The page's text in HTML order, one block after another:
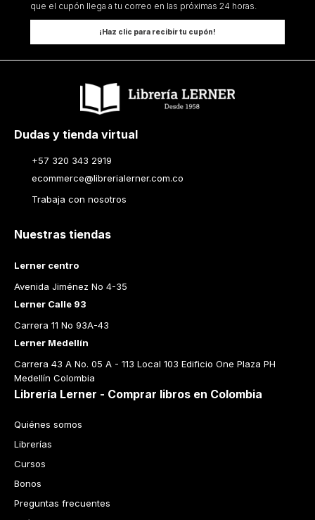
que el cupón llega a tu correo en las próximas 24 horas.
¡Haz clic para recibir tu cupón!
Dudas y tienda virtual
+57 320 343 2919
ecommerce@librerialerner.com.co
Trabaja con nosotros
Nuestras tiendas
Lerner centro
Avenida Jiménez No 4-35
Lerner Calle 93
Carrera 11 No 93A-43
Lerner Medellín
Carrera 43 A No. 05 A - 113 Local 103 Edificio One Plaza PH
Medellín Colombia
Librería Lerner - Comprar libros en Colombia
Quiénes somos
Librerías
Cursos
Bonos
Preguntas frecuentes